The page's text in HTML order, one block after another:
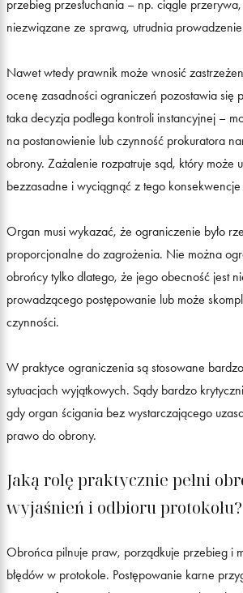
przebieg przesłuchania – np. ciągle
niezwiązane ze sprawą, utrudnia
Nawet wtedy prawnik może wnosić
ocenę zasadności ograniczeń pozostawia się
taka decyzja podlega kontroli instancyjnej –
na postanowienie lub czynność prokuratora
obrony. Zażalenie rozpatruje sąd, który może
bezzasadne i wyciągnąć z tego
Organ musi wykazać, że ograniczenie było
proporcjonalne do zagrożenia. Nie można
obrońcy tylko dlatego, że jego obecność jest
prowadzącego postępowanie lub może
czynności.
W praktyce ograniczenia są stosowane
sytuacjach wyjątkowych. Sądy bardzo
gdy organ ścigania bez wystarczającego
prawo do obrony.
Jaką rolę praktycznie pełni
wyjaśnień i odbioru protokołu?
Obrońca pilnuje praw, porządkuje przebieg i
błędów w protokole. Postępowanie karne